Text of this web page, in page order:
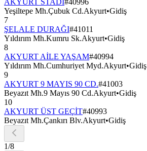
Yeşiltepe Mh.Çubuk Cd.Akyurt•Gidiş
7
ŞELALE DURAĞI#41011
Yıldırım Mh.Kumru Sk.Akyurt•Gidiş
8
AKYURT AİLE YAŞAM#40994
Yıldırım Mh.Cumhuriyet Myd.Akyurt•Gidiş
9
AKYURT 9 MAYIS 90 CD.#41003
Beyazıt Mh.9 Mayıs 90 Cd.Akyurt•Gidiş
10
AKYURT ÜST GEÇİT#40993
Beyazıt Mh.Çankırı Blv.Akyurt•Gidiş
1/8